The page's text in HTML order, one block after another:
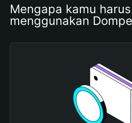
Mengapa kamu harus
menggunakan